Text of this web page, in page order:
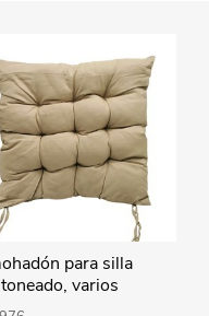
para silla
varios